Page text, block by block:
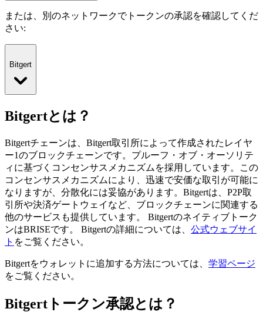
または、別のネットワークでトークンの承認を確認してくだ
さい:
Bitgert
Bitgertとは？
Bitgertチェーンは、Bitgert取引所によって作成されたレイヤ
ー1のブロックチェーンです。プルーフ・オブ・オーソリテ
ィに基づくコンセンサスメカニズムを採用しています。この
コンセンサスメカニズムにより、迅速で安価な取引が可能に
なりますが、分散化には妥協があります。Bitgertは、P2P取
引所や決済ゲートウェイなど、ブロックチェーンに関連する
他のサービスも提供しています。
Bitgertのネイティブトーク
ンはBRISEです。
Bitgertの詳細については、 公式ウェブサイ
ト をご覧ください。
Bitgertをウォレットに追加する方法については、 学習ページ
をご覧ください。
Bitgertトークン承認とは？